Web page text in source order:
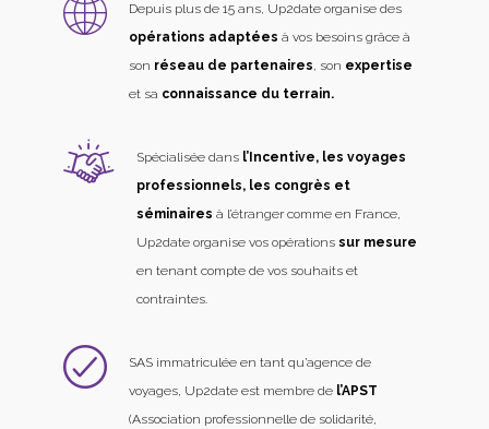
Depuis plus de 15 ans, Up2date organise des
opérations adaptées à vos besoins grâce à
son réseau de partenaires, son expertise
et sa connaissance du terrain.
Spécialisée dans l’Incentive, les voyages
professionnels, les congrès et
séminaires à l’étranger comme en France,
Up2date organise vos opérations sur mesure
en tenant compte de vos souhaits et
contraintes.
SAS immatriculée en tant qu’agence de
voyages, Up2date est membre de l’APST
(Association professionnelle de solidarité,